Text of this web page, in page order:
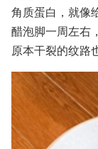
角质蛋白，就像
醋泡脚一周左右
原本干裂的纹路